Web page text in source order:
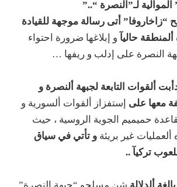
لـ”النصرة “..”
“زاخاروفا” أتى رسالة موجهة للقيادة
ألمنطقة حاليآ و إبلاغها ضرورة احتواء
النصرة على إدلب و ريفها …
ألقوات التابعة لجبهة ألنصرة و
معها على إستفزاز ألقوات ألسورية و
حميميم الجوية الروسية ، حيث
غير بريئة و تأتي في سياق
تركيآ ..